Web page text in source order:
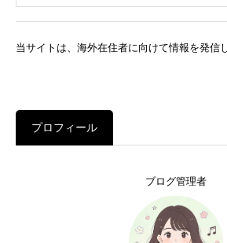
当サイトは、海外在住者に向けて情報を発信
プロフィール
ブログ管理者